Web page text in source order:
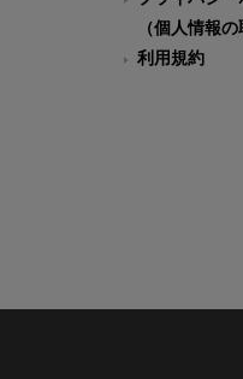
（個人情報
利用規約